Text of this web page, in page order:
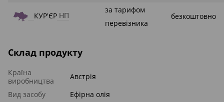
КУР'ЄР НП
за тарифом
перевізника
безкоштовно
Склад продукту
Країна
виробництва
Австрія
Вид засобу
Ефірна олія